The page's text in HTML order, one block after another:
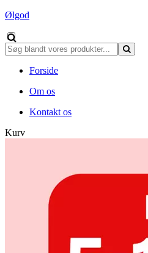
Ølgod
Forside
Om os
Kontakt os
Kurv